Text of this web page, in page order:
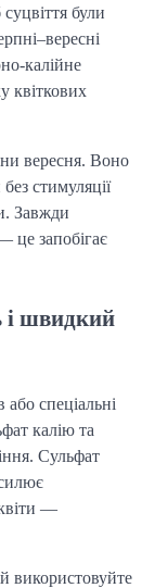
були
калійне
квіткових
вересня. Воно
стимуляції
Завжди
це запобігає
і швидкий
спеціальні
калію та
Сульфат
—
використовуйте